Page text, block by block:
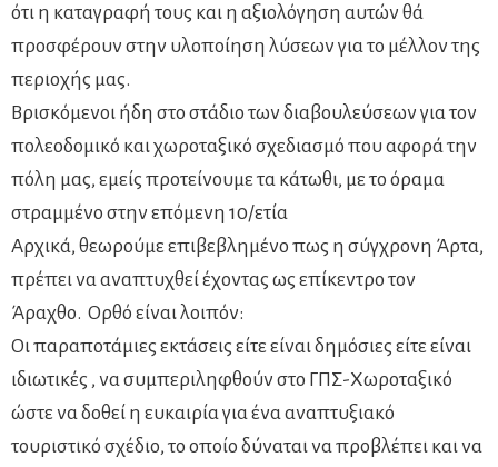
ότι η καταγραφή τους και η αξιολόγηση αυτών θά
προσφέρουν στην υλοποίηση λύσεων για το μέλλον της
περιοχής μας.
Βρισκόμενοι ήδη στο στάδιο των διαβουλεύσεων για τον
πολεοδομικό και χωροταξικό σχεδιασμό που αφορά την
πόλη μας, εμείς προτείνουμε τα κάτωθι, με το όραμα
στραμμένο στην επόμενη 10/ετία
Αρχικά, θεωρούμε επιβεβλημένο πως η σύγχρονη Άρτα,
πρέπει να αναπτυχθεί έχοντας ως επίκεντρο τον
Άραχθο. Ορθό είναι λοιπόν:
Οι παραποτάμιες εκτάσεις είτε είναι δημόσιες είτε είναι
ιδιωτικές , να συμπεριληφθούν στο ΓΠΣ-Χωροταξικό
ώστε να δοθεί η ευκαιρία για ένα αναπτυξιακό
τουριστικό σχέδιο, το οποίο δύναται να προβλέπει και να